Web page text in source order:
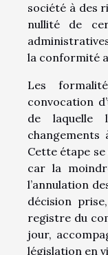
société à des
nullité de
la conformité
Les
convocation
de laquelle
Cette étape
car la
l’annulation
décision
registre du
jour,
législation en